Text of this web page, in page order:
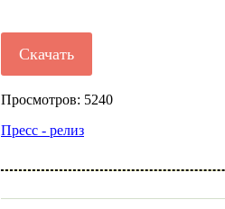
Скачать
Просмотров: 5240
Пресс - релиз